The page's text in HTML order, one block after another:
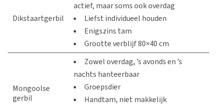
Dikstaartgerbil
actief, maar soms ook overdag
Liefst individueel houden
Enigszins tam
Grootte verblijf 80×40 cm
Mongoolse
gerbil
Zowel overdag, ’s avonds en ’s
nachts hanteerbaar
Groepsdier
Handtam, niet makkelijk